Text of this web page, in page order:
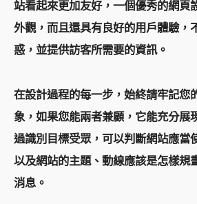
站看起來更加友好，一個優秀的網頁
外觀，而且還具有良好的用戶體驗，
惑，並提供訪客所需要的資訊。
在設計過程的每一步，始終請牢記您
象，如果您能兩者兼顧，它能充分展
過識別目標受眾，可以判斷網站應當
以及網站的主題、動線應該是怎樣規
消息。